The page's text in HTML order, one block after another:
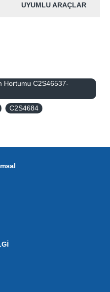
UYUMLU ARAÇLAR
Hortumu C2S46537-
C2S4684